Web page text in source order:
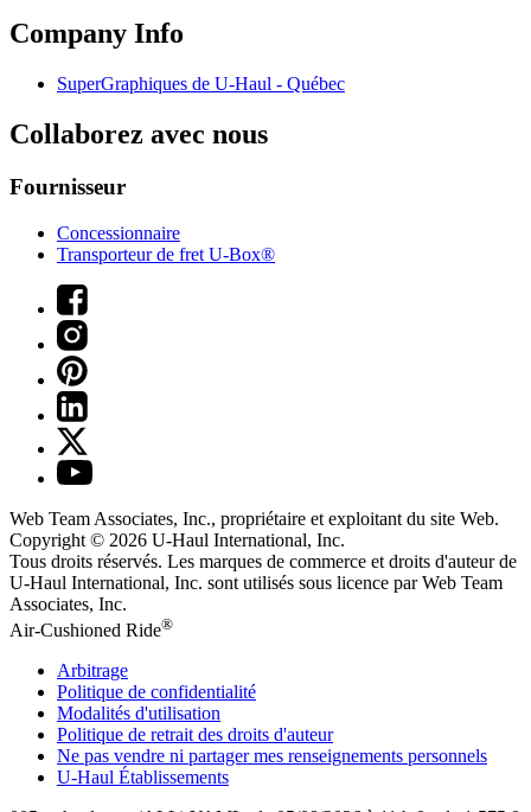
Company Info
SuperGraphiques de U-Haul - Québec
Collaborez avec nous
Fournisseur
Concessionnaire
Transporteur de fret U-Box®
Web Team Associates, Inc., propriétaire et exploitant du site Web.
Copyright © 2026 U-Haul International, Inc.
Tous droits réservés. Les marques de commerce et droits d'auteur de
U-Haul International, Inc. sont utilisés sous licence par Web Team
Associates, Inc.
Air-Cushioned Ride®
Arbitrage
Politique de confidentialité
Modalités d'utilisation
Politique de retrait des droits d'auteur
Ne pas vendre ni partager mes renseignements personnels
U-Haul Établissements